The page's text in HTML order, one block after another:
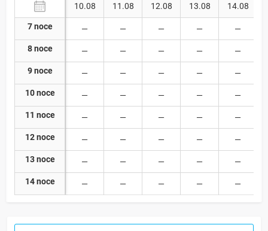
7 noce
8 noce
9 noce
10 noce
11 noce
12 noce
13 noce
14 noce
10.08 11.08 12.08 13.08 14.08